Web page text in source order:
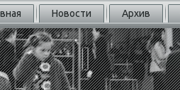
Новости Архив